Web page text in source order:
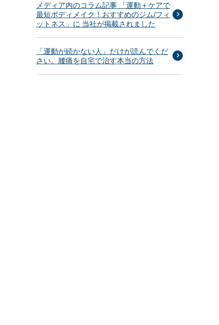
メディア内のコラム記事 「運動＋ケアで
最短ボディメイク！おすすめのジム/フィ
ットネス」に 当社が掲載されました
「運動が続かない人」だけが読んでくだ
さい。腰痛を自宅で治す本当の方法